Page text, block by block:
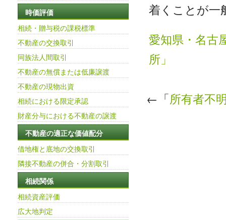
着くことが一
愛知県・名古
所」
←「所有者不
時価評価
相続・贈与税の課税標準
不動産の交換取引
同族法人間取引
不動産の無償または低廉譲渡
不動産の現物出資
相続における限定承認
財産分与における不動産の譲渡
不動産の適正な価値配分
借地権と底地の交換取引
隣接不動産の併合・分割取引
相続関係
相続資産評価
広大地判定